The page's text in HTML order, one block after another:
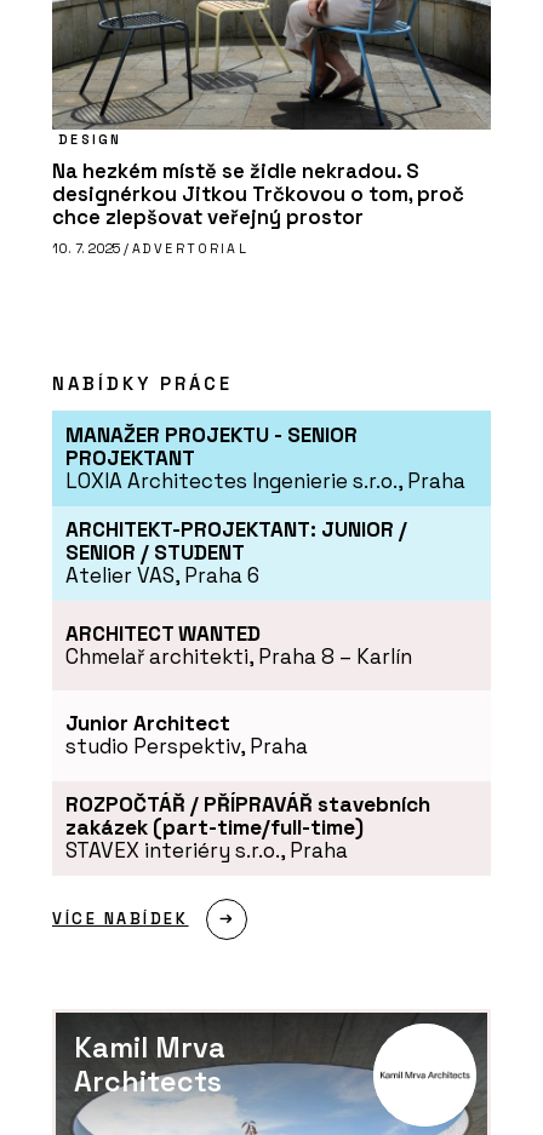
DESIGN
Na hezkém místě se židle nekradou. S
designérkou Jitkou Trčkovou o tom, proč
chce zlepšovat veřejný prostor
10. 7. 2025 / ADVERTORIAL
NABÍDKY PRÁCE
MANAŽER PROJEKTU - SENIOR
PROJEKTANT
LOXIA Architectes Ingenierie s.r.o., Praha
ARCHITEKT-PROJEKTANT: JUNIOR /
SENIOR / STUDENT
Atelier VAS, Praha 6
ARCHITECT WANTED
Chmelař architekti, Praha 8 – Karlín
Junior Architect
studio Perspektiv, Praha
ROZPOČTÁŘ / PŘÍPRAVÁŘ stavebních
zakázek (part-time/full-time)
STAVEX interiéry s.r.o., Praha
VÍCE NABÍDEK
Kamil Mrva
Architects